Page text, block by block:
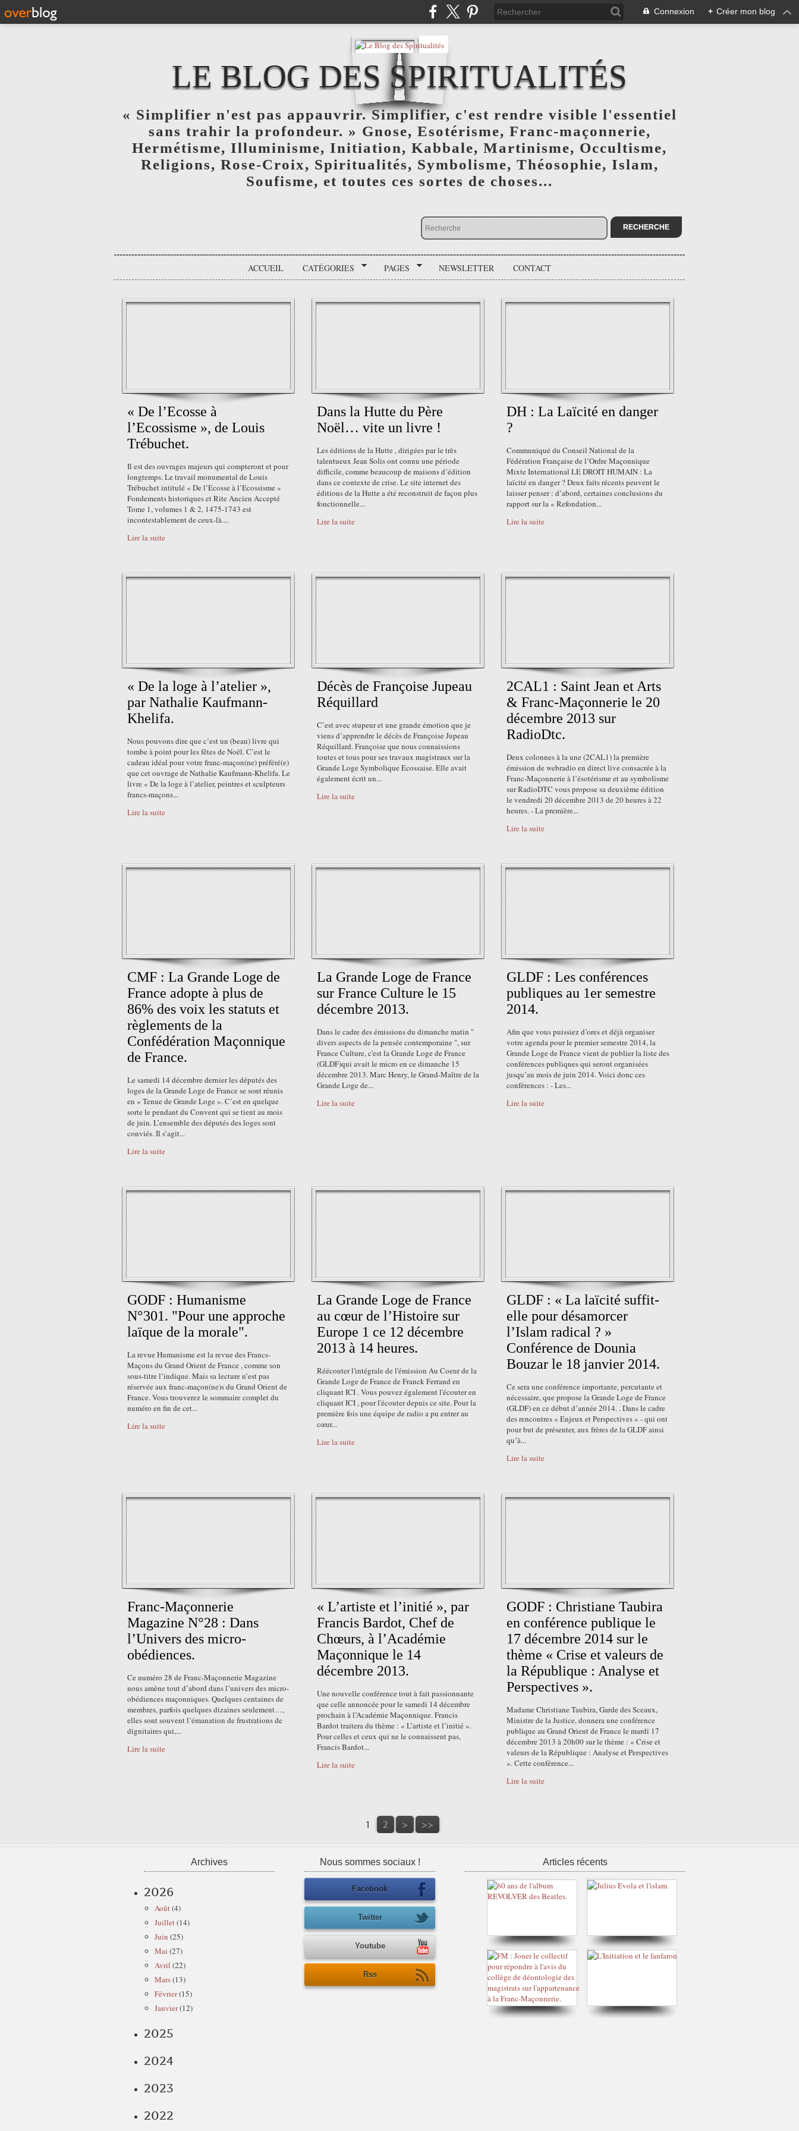
Connexion + Créer mon blog
LE BLOG DES SPIRITUALITÉS
« Simplifier n'est pas appauvrir. Simplifier, c'est rendre visible l'essentiel
sans trahir la profondeur. » Gnose, Esotérisme, Franc-maçonnerie,
Hermétisme, Illuminisme, Initiation, Kabbale, Martinisme, Occultisme,
Religions, Rose-Croix, Spiritualités, Symbolisme, Théosophie, Islam,
Soufisme, et toutes ces sortes de choses...
ACCUEIL CATÉGORIES PAGES NEWSLETTER CONTACT
« De l’Ecosse à
l’Ecossisme », de Louis
Trébuchet.
Il est des ouvrages majeurs qui compteront et pour
longtemps. Le travail monumental de Louis
Trébuchet intitulé « De l’Ecosse à l’Ecossisme »
Fondements historiques et Rite Ancien Accepté
Tome 1, volumes 1 & 2, 1475-1743 est
incontestablement de ceux-là....
Lire la suite
Dans la Hutte du Père
Noël… vite un livre !
Les éditions de la Hutte , dirigées par le très
talentueux Jean Solis ont connu une période
difficile, comme beaucoup de maisons d’édition
dans ce contexte de crise. Le site internet des
éditions de la Hutte a été reconstruit de façon plus
fonctionnelle...
Lire la suite
DH : La Laïcité en danger
?
Communiqué du Conseil National de la
Fédération Française de l’Ordre Maçonnique
Mixte International LE DROIT HUMAIN : La
laïcité en danger ? Deux faits récents peuvent le
laisser penser : d’abord, certaines conclusions du
rapport sur la « Refondation...
Lire la suite
« De la loge à l’atelier »,
par Nathalie Kaufmann-
Khelifa.
Nous pouvons dire que c’est un (beau) livre qui
tombe à point pour les fêtes de Noël. C’est le
cadeau idéal pour votre franc-maçon(ne) préféré(e)
que cet ouvrage de Nathalie Kaufmann-Khelifa. Le
livre « De la loge à l’atelier, peintres et sculpteurs
francs-maçons...
Lire la suite
Décès de Françoise Jupeau
Réquillard
C’est avec stupeur et une grande émotion que je
viens d’apprendre le décès de Françoise Jupeau
Réquillard. Françoise que nous connaissions
toutes et tous pour ses travaux magistraux sur la
Grande Loge Symbolique Ecossaise. Elle avait
également écrit un...
Lire la suite
2CAL1 : Saint Jean et Arts
& Franc-Maçonnerie le 20
décembre 2013 sur
RadioDtc.
Deux colonnes à la une (2CAL1) la première
émission de webradio en direct live consacrée à la
Franc-Maçonnerie à l’ésotérisme et au symbolisme
sur RadioDTC vous propose sa deuxième édition
le vendredi 20 décembre 2013 de 20 heures à 22
heures. - La première...
Lire la suite
CMF : La Grande Loge de
France adopte à plus de
86% des voix les statuts et
règlements de la
Confédération Maçonnique
de France.
Le samedi 14 décembre dernier les députés des
loges de la Grande Loge de France se sont réunis
en « Tenue de Grande Loge ». C’est en quelque
sorte le pendant du Convent qui se tient au mois
de juin. L’ensemble des députés des loges sont
conviés. Il s’agit...
Lire la suite
La Grande Loge de France
sur France Culture le 15
décembre 2013.
Dans le cadre des émissions du dimanche matin "
divers aspects de la pensée contemporaine ", sur
France Culture, c'est la Grande Loge de France
(GLDF)qui avait le micro en ce dimanche 15
décembre 2013. Marc Henry, le Grand-Maître de la
Grande Loge de...
Lire la suite
GLDF : Les conférences
publiques au 1er semestre
2014.
Afin que vous puissiez d’ores et déjà organiser
votre agenda pour le premier semestre 2014, la
Grande Loge de France vient de publier la liste des
conférences publiques qui seront organisées
jusqu’au mois de juin 2014. Voici donc ces
conférences : - Les...
Lire la suite
GODF : Humanisme
N°301. "Pour une approche
laïque de la morale".
La revue Humanisme est la revue des Francs-
Maçons du Grand Orient de France , comme son
sous-titre l’indique. Mais sa lecture n’est pas
réservée aux franc-maçon(ne)s du Grand Orient de
France. Vous trouverez le sommaire complet du
numéro en fin de cet...
Lire la suite
La Grande Loge de France
au cœur de l’Histoire sur
Europe 1 ce 12 décembre
2013 à 14 heures.
Réécouter l'intégrale de l'émission Au Coeur de la
Grande Loge de France de Franck Ferrand en
cliquant ICI . Vous pouvez également l'écouter en
cliquant ICI , pour l'écouter depuis ce site. Pour la
première fois une équipe de radio a pu entrer au
cœur...
Lire la suite
GLDF : « La laïcité suffit-
elle pour désamorcer
l’Islam radical ? »
Conférence de Dounia
Bouzar le 18 janvier 2014.
Ce sera une conférence importante, percutante et
nécessaire, que propose la Grande Loge de France
(GLDF) en ce début d’année 2014. . Dans le cadre
des rencontres « Enjeux et Perspectives » - qui ont
pour but de présenter, aux frères de la GLDF ainsi
qu’à...
Lire la suite
Franc-Maçonnerie
Magazine N°28 : Dans
l’Univers des micro-
obédiences.
Ce numéro 28 de Franc-Maçonnerie Magazine
nous amène tout d’abord dans l’univers des micro-
obédiences maçonniques. Quelques centaines de
membres, parfois quelques dizaines seulement…,
elles sont souvent l’émanation de frustrations de
dignitaires qui,...
Lire la suite
« L’artiste et l’initié », par
Francis Bardot, Chef de
Chœurs, à l’Académie
Maçonnique le 14
décembre 2013.
Une nouvelle conférence tout à fait passionnante
que celle annoncée pour le samedi 14 décembre
prochain à l’Académie Maçonnique. Francis
Bardot traitera du thème : « L’artiste et l’initié ».
Pour celles et ceux qui ne le connaissent pas,
Francis Bardot...
Lire la suite
GODF : Christiane Taubira
en conférence publique le
17 décembre 2014 sur le
thème « Crise et valeurs de
la République : Analyse et
Perspectives ».
Madame Christiane Taubira, Garde des Sceaux,
Ministre de la Justice, donnera une conférence
publique au Grand Orient de France le mardi 17
décembre 2013 à 20h00 sur le thème : « Crise et
valeurs de la République : Analyse et Perspectives
». Cette conférence...
Lire la suite
1 2 > >>
Archives
2026
Août(4)
Juillet(14)
Juin (25)
Mai (27)
Avril (22)
Mars(13)
Février(15)
Janvier(12)
2025
2024
2023
2022
Nous sommes sociaux !
Facebook
Twitter
Youtube
Rss
Articles récents